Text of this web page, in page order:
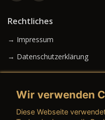
Rechtliches
→ Impressum
→ Datenschutzerklärung
Wir verwenden
Diese Webseite